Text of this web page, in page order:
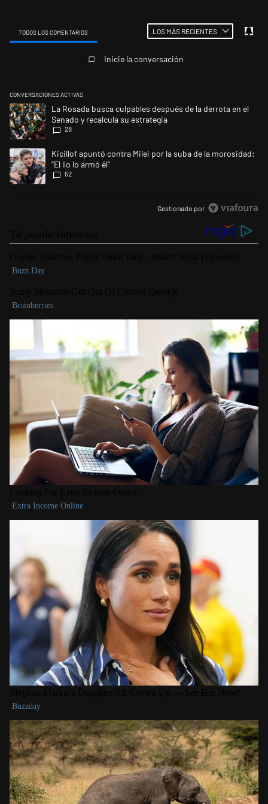
TODOS LOS COMENTARIOS LOS MÁS RECIENTES
Inicie la conversación
CONVERSACIONES ACTIVAS
Este listado muestra los artículos con más comentarios en los últimos
Un artículo de tendencia con el título "La Rosada busca culpables
La Rosada busca culpables después de la derrota en el
Senado y recalcula su estrategia
28
Un artículo de tendencia con el título "Kicillof apuntó contra Milei por
Kicillof apuntó contra Milei por la suba de la morosidad:
“El lío lo armó él”
52
Gestionado por